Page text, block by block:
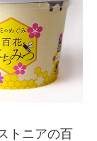
トニアの百